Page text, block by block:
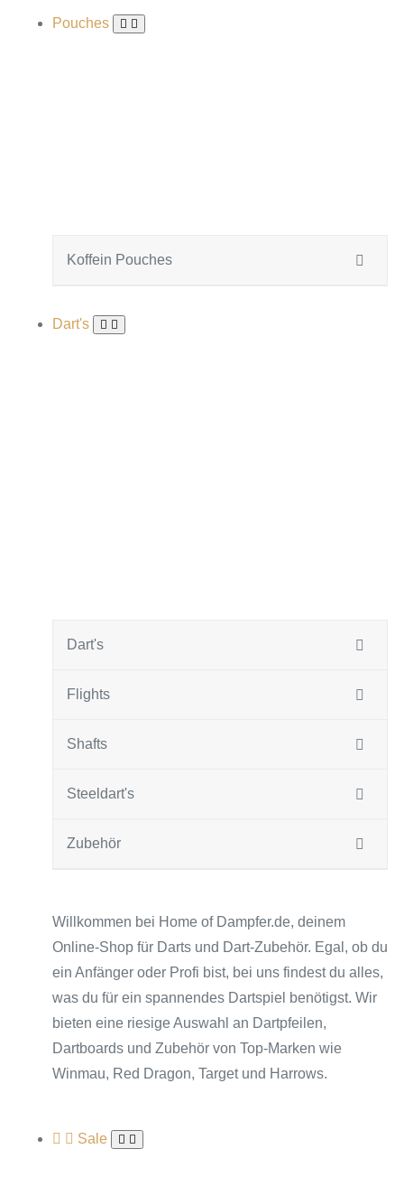
Pouches
Koffein Pouches
Dart's
Dart's
Flights
Shafts
Steeldart's
Zubehör
Willkommen bei Home of Dampfer.de, deinem
Online-Shop für Darts und Dart-Zubehör. Egal, ob du
ein Anfänger oder Profi bist, bei uns findest du alles,
was du für ein spannendes Dartspiel benötigst. Wir
bieten eine riesige Auswahl an Dartpfeilen,
Dartboards und Zubehör von Top-Marken wie
Winmau, Red Dragon, Target und Harrows.
Sale